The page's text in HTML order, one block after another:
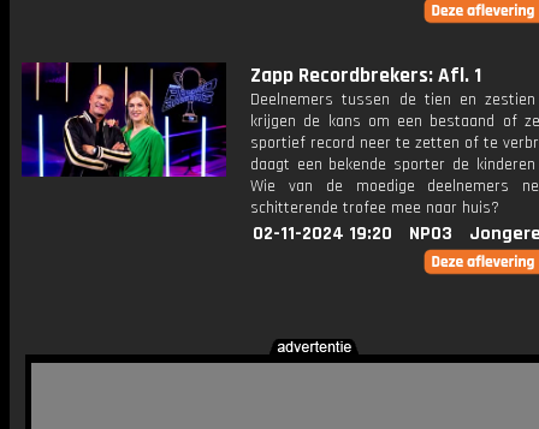
Zapp Recordbrekers: Afl. 1
Deelnemers tussen de tien en
krijgen de kans om een bestaand of
sportief record neer te zetten of te
daagt een bekende sporter de
Wie van de moedige deelnemers
schitterende trofee mee naar huis?
02-11-2024 19:20 NPO3